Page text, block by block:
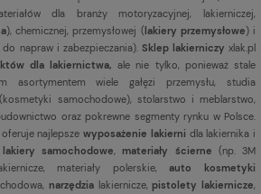
dla branży motoryzacyjnej, lakierniczej,
), chemicznej, przemysłowej (lakiery przemysłowe) i
napraw i zabezpieczania). Sklep lakierniczy xlak.pl
dla lakiernictwa,ale nie tylko, ponieważ stale
asortymentem wiele gałęzi przemysłu, studia
(kosmetyki samochodowe), stolarstwo i meblarstwo,
oraz pokrewne segmenty rynku w Polsce.
oferuje najlepszewyposażenie lakierni dla lakiernika i
lakiery samochodowe ,materiały ścierne (np. 3M
materiały polerskie,auto kosmetyki
narzędzia lakiernicze,pistolety lakiernicze